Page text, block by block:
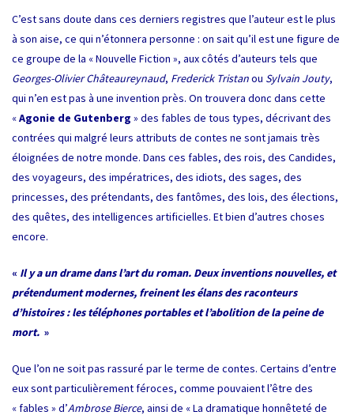
C’est sans doute dans ces derniers registres que l’auteur est le plus
à son aise, ce qui n’étonnera personne : on sait qu’il est une figure de
ce groupe de la « Nouvelle Fiction », aux côtés d’auteurs tels que
Georges-Olivier Châteaureynaud, Frederick Tristanou Sylvain Jouty,
qui n’en est pas à une invention près. On trouvera donc dans cette
«Agonie de Gutenberg » des fables de tous types, décrivant des
contrées qui malgré leurs attributs de contes ne sont jamais très
éloignées de notre monde. Dans ces fables, des rois, des Candides,
des voyageurs, des impératrices, des idiots, des sages, des
princesses, des prétendants, des fantômes, des lois, des élections,
des quêtes, des intelligences artificielles. Et bien d’autres choses
encore.
« Il y a un drame dans l’art du roman. Deux inventions nouvelles, et
prétendument modernes, freinent les élans des raconteurs
d’histoires : les téléphones portables et l’abolition de la peine de
mort. »
Que l’on ne soit pas rassuré par le terme de contes. Certains d’entre
eux sont particulièrement féroces, comme pouvaient l’être des
« fables » d’Ambrose Bierce, ainsi de « La dramatique honnêteté de